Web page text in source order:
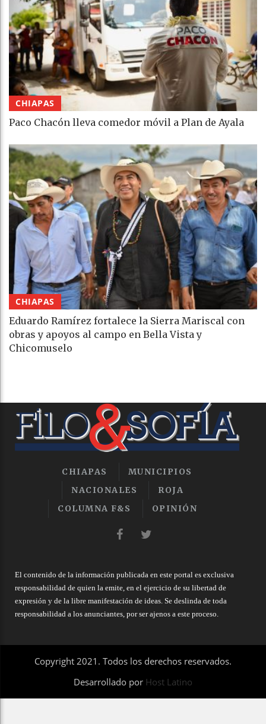
CHIAPAS
Paco Chacón lleva comedor móvil a Plan de Ayala
CHIAPAS
Eduardo Ramírez fortalece la Sierra Mariscal con
obras y apoyos al campo en Bella Vista y
Chicomuselo
CHIAPAS
MUNICIPIOS
NACIONALES
ROJA
COLUMNA F&S
OPINIÓN
El contenido de la información publicada en este portal es exclusiva
responsabilidad de quien la emite, en el ejercicio de su libertad de
expresión y de la libre manifestación de ideas. Se deslinda de toda
responsabilidad a los anunciantes, por ser ajenos a este proceso.
Copyright 2021. Todos los derechos reservados.
Desarrollado por Host Latino